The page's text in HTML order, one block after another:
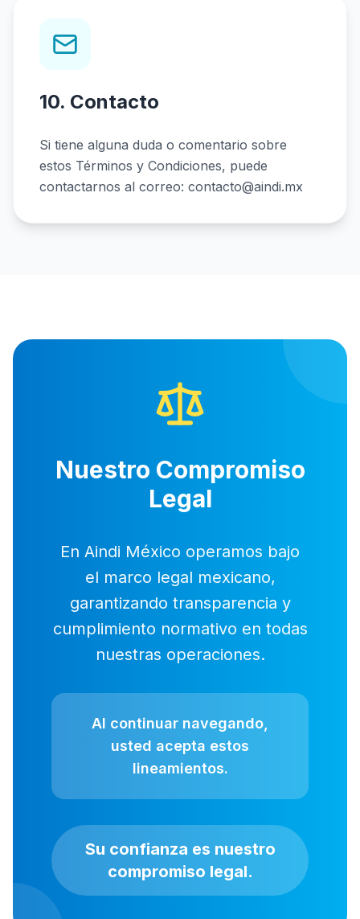
10. Contacto
Si tiene alguna duda o comentario sobre
estos Términos y Condiciones, puede
contactarnos al correo: contacto@aindi.mx
Nuestro Compromiso
Legal
En Aindi México operamos bajo
el marco legal mexicano,
garantizando transparencia y
cumplimiento normativo en todas
nuestras operaciones.
Al continuar navegando,
usted acepta estos
lineamientos.
Su confianza es nuestro
compromiso legal.